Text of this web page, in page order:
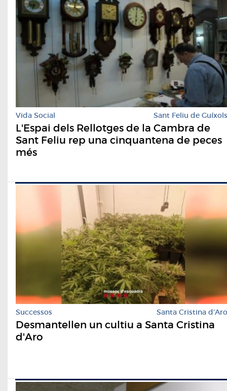
Vida Social Sant Feliu de Guíxols
L'Espai dels Rellotges de la Cambra de
Sant Feliu rep una cinquantena de peces
més
Successos Santa Cristina d'Aro
Desmantellen un cultiu a Santa Cristina
d'Aro